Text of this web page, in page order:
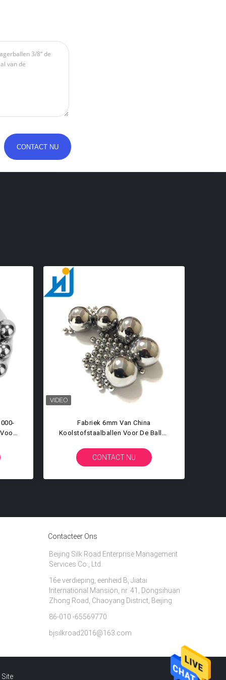
Van AISI 1010 Poetste
Koolstofstaalbal Voor
26.9875mm 1-1/16 De
Van Het Duimg100 G200
Contacteer Ons
Beijing Silk Road Enterprise Management
Services Co., Ltd.
16e verdieping, eenheid B, Jiatai
International Mansion, nr. 41, Dongsihuan
Zhong Road, Chaoyang District, Beijing
86-010 -65569770
bjsilkroad2016@163.com